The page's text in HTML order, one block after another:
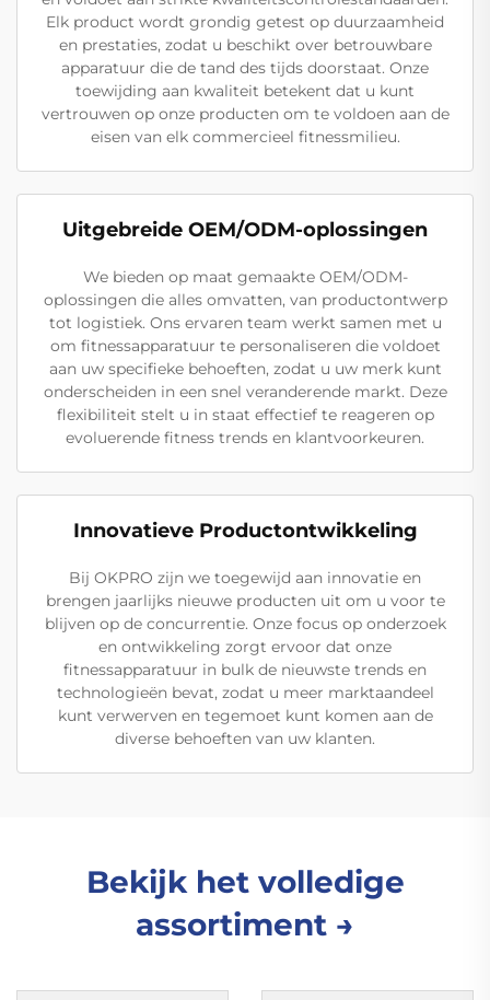
Elk product wordt grondig getest op duurzaamheid
en prestaties, zodat u beschikt over betrouwbare
apparatuur die de tand des tijds doorstaat. Onze
toewijding aan kwaliteit betekent dat u kunt
vertrouwen op onze producten om te voldoen aan de
eisen van elk commercieel fitnessmilieu.
Uitgebreide OEM/ODM-oplossingen
We bieden op maat gemaakte OEM/ODM-
oplossingen die alles omvatten, van productontwerp
tot logistiek. Ons ervaren team werkt samen met u
om fitnessapparatuur te personaliseren die voldoet
aan uw specifieke behoeften, zodat u uw merk kunt
onderscheiden in een snel veranderende markt. Deze
flexibiliteit stelt u in staat effectief te reageren op
evoluerende fitness trends en klantvoorkeuren.
Innovatieve Productontwikkeling
Bij OKPRO zijn we toegewijd aan innovatie en
brengen jaarlijks nieuwe producten uit om u voor te
blijven op de concurrentie. Onze focus op onderzoek
en ontwikkeling zorgt ervoor dat onze
fitnessapparatuur in bulk de nieuwste trends en
technologieën bevat, zodat u meer marktaandeel
kunt verwerven en tegemoet kunt komen aan de
diverse behoeften van uw klanten.
Bekijk het volledige
assortiment →